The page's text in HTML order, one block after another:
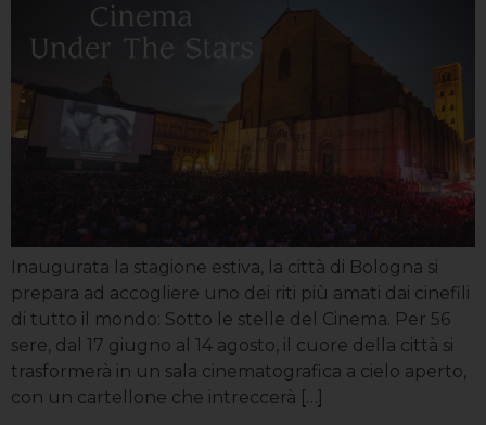
Inaugurata la stagione estiva, la città di Bologna si
prepara ad accogliere uno dei riti più amati dai cinefili
di tutto il mondo: Sotto le stelle del Cinema. Per 56
sere, dal 17 giugno al 14 agosto, il cuore della città si
trasformerà in un sala cinematografica a cielo aperto,
con un cartellone che intreccerà […]